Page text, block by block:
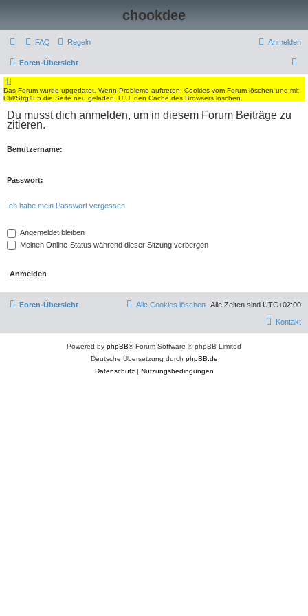
chookdee
FAQ Regeln Anmelden
Foren-Übersicht
u
Das Forum wurde upgedatet. Wenn Probleme auftreten: Cookies vom Forum löschen und mit
Ctrl/Strg+F5 die Seite neu geladen. U.U. den Cache des Browsers löschen.
Du musst dich anmelden, um in diesem Forum Beiträge zu
zitieren.
Benutzername:
Passwort:
Ich habe mein Passwort vergessen
Angemeldet bleiben
Meinen Online-Status während dieser Sitzung verbergen
Foren-Übersicht Alle Zeiten sind UTC+02:00
Alle Cookies löschen
Kontakt
Powered by phpBB® Forum Software © phpBB Limited
Deutsche Übersetzung durch phpBB.de
Datenschutz| Nutzungsbedingungen